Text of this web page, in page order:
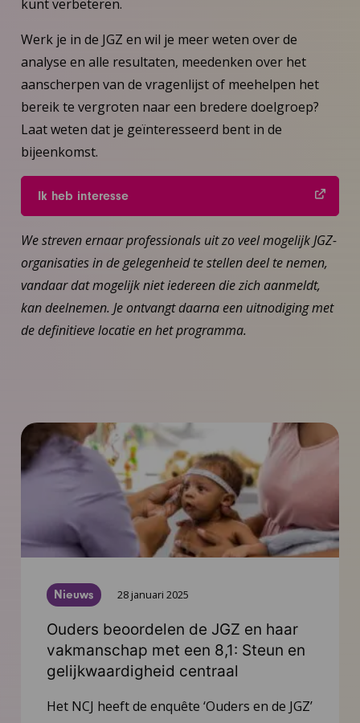
kunt verbeteren.
Werk je in de JGZ en wil je meer weten over de
analyse en alle resultaten, meedenken over het
aanscherpen van de vragenlijst of meehelpen het
bereik te vergroten naar een bredere doelgroep?
Laat weten dat je geïnteresseerd bent in de
bijeenkomst.
Ik heb interesse
We streven ernaar professionals uit zo veel mogelijk JGZ-
organisaties in de gelegenheid te stellen deel te nemen,
vandaar dat mogelijk niet iedereen die zich aanmeldt,
kan deelnemen. Je ontvangt daarna een uitnodiging met
de definitieve locatie en het programma.
Nieuws 28 januari 2025
Ouders beoordelen de JGZ en haar
vakmanschap met een 8,1: Steun en
gelijkwaardigheid centraal
Het NCJ heeft de enquête ‘Ouders en de JGZ’